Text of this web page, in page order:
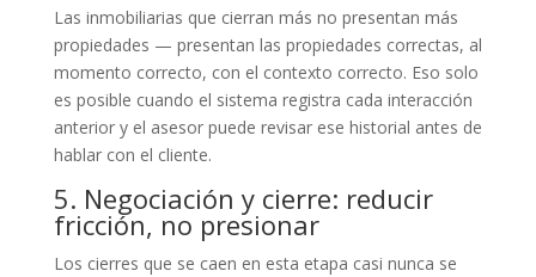
Las inmobiliarias que cierran más no presentan más
propiedades — presentan las propiedades correctas, al
momento correcto, con el contexto correcto. Eso solo
es posible cuando el sistema registra cada interacción
anterior y el asesor puede revisar ese historial antes de
hablar con el cliente.
5. Negociación y cierre: reducir
fricción, no presionar
Los cierres que se caen en esta etapa casi nunca se